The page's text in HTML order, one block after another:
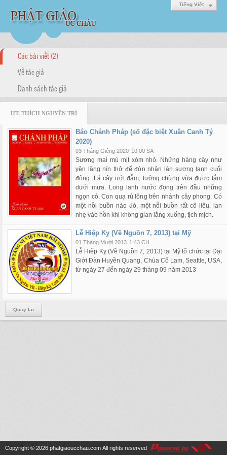
Tiếng Việt
Các bài viết (2)
Về tác giả
Danh sách tác giả
HT. THÍCH NGUYÊN TRÍ
Báo Chánh Pháp (số đặc biệt Xuân Canh Tý
2020)
03 Tháng Giêng 2020 10:00 SA
Sương mai mù mịt xóm nhỏ. Những hàng cây như
yên lặng nín thở để đón nhận làn sương lạnh cuối
đông. Lá cây ướt đẫm, tưởng chừng vừa được tắm
dưới mưa. Long lanh nước đọng trên đầu những
ngọn cỏ. Con quạ rủ lông trên nhánh cây phong. Có
một nỗi buồn nào đó, một nỗi buồn rất cô liêu, lan
nhẹ vào hồn khi không gian lắng xuống, tịch mịch.
Lễ Hiệp Kỵ (Về Nguồn 7, 2013) tại Mỹ
01 Tháng Mười 2013 1:43 CH
Lễ Hiệp Kỵ (Về Nguồn 7, 2013) tại Mỹ tổ chức tại Đại
Giới Đàn Huyền Quang, Chùa Cổ Lam, Seattle, USA,
từ ngày 27 đến ngày 29 tháng 09 năm 2013
Quay lại
Copyright © 2026 phatgiaoucchau.com All rights reserved